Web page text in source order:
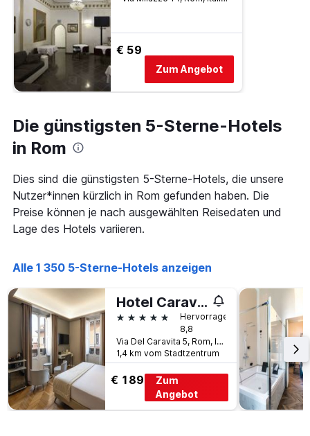
€ 59
Zum Angebot
Die günstigsten 5-Sterne-Hotels
in Rom
Dies sind die günstigsten 5-Sterne-Hotels, die unsere
Nutzer*innen kürzlich in Rom gefunden haben. Die
Preise können je nach ausgewählten Reisedaten und
Lage des Hotels variieren.
Alle 1 350 5-Sterne-Hotels anzeigen
Hotel Caravita
5 Sterne
Hervorragend
8,8
Via Del Caravita 5, Rom, Italien
1,4 km vom Stadtzentrum
€ 189
Zum
Angebot